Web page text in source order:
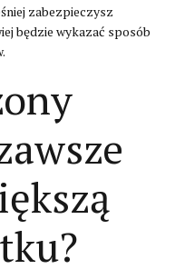
zabezpieczysz
będzie wykazać sposób